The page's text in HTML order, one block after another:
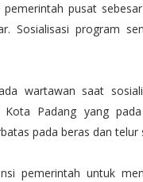
pusat
Sosialisasi program
wartawan saat
Padang yang
pada beras dan telur
pemerintah untuk